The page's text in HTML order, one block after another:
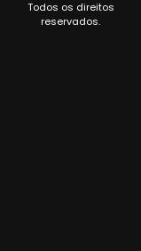
Todos os direitos
reservados.